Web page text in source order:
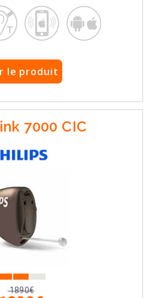
le produit
7000 CIC
1890€